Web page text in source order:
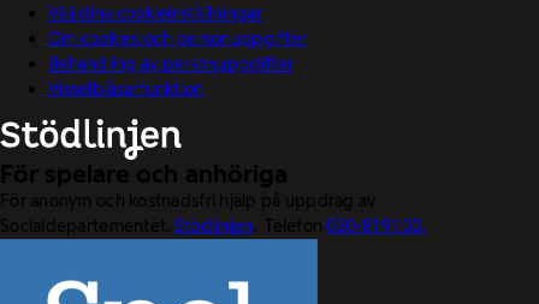
Välj dina cookieinställningar
Om cookies och personuppgifter
Behandling av personuppgifter
Visselblåsarfunktion
För spelare och anhöriga
För anonym och kostnadsfri hjälp på uppdrag av
Socialdepartementet. Stödlinjen. Telefon020-81 91 00.